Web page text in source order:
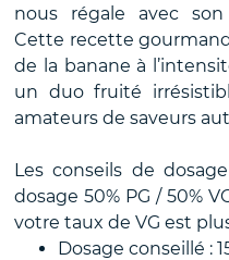
nous régale avec son
Cette recette
de la banane à
un duo fruité
amateurs de saveurs
Les conseils de
dosage 50% PG / 50%
votre taux de VG est
Dosage conseillé :